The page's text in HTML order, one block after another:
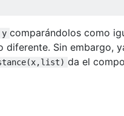
y comparándolos como
diferente. Sin embargo,
da el